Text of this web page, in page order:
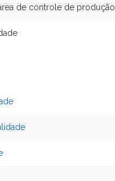
de controle de produção